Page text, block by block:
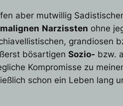
aber mutwillig
malignen Narzissten ohne
grandiosen
bösartigen Sozio- bzw.
Kompromisse zu
schon ein Leben lang